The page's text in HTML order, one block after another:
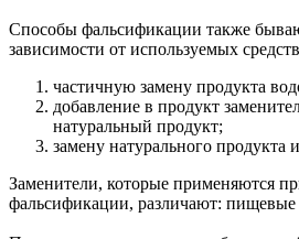
Способы фальсификации также
зависимости от используемых
частичную замену продукта
добавление в продукт
натуральный продукт;
замену натурального продукта
Заменители, которые применяются
фальсификации, различают: